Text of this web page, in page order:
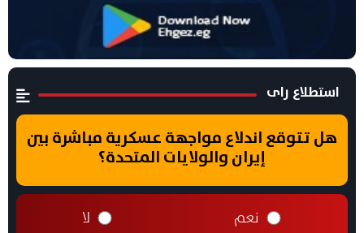
استطلاع راى
هل تتوقع اندلاع مواجهة عسكرية مباشرة بين
إيران والولايات المتحدة؟
نعم لا